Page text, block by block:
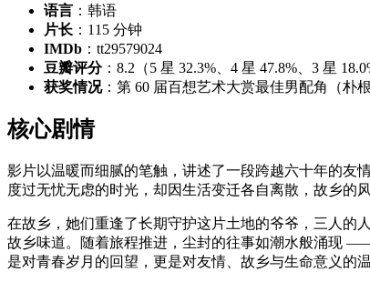
语言 ：韩语
片长 ：115 分钟
IMDb ：tt29579024
豆瓣评分：8.2（5 星 32.3%、4 星 47.8%、3 星
获奖情况：第 60 届百想艺术大赏最佳男配角（朴根
核心剧情
影片以温暖而细腻的笔触，讲述了一段跨越六十年的友
度过无忧无虑的时光，却因生活变迁各自离散，故乡的
在故乡，她们重逢了长期守护这片土地的爷爷，三人的
故乡味道。随着旅程推进，尘封的往事如潮水般涌现
是对青春岁月的回望，更是对友情、故乡与生命意义的温